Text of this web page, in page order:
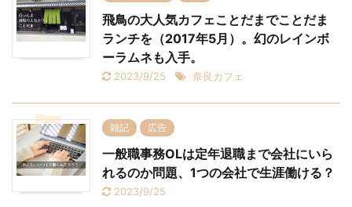
飛鳥の大人気カフェことだまでことだま
ランチを（2017年5月）。幻のレインボ
ーラムネも入手。
2023/9/25 奈良カフェ
雑記 広告
一般職事務OLは定年退職まで会社にいら
れるのか問題、1つの会社で生涯働ける？
2023/9/25